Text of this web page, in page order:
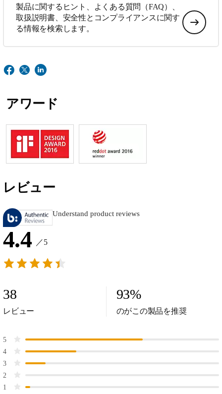
製品に関するヒント、よくある質問（FAQ）、
取扱説明書、安全性とコンプライアンスに関す
る情報を検索します。
アワード
レビュー
Understand product reviews
4.4 ／5
38
レビュー
93%
のがこの製品を推奨
5
4
3
2
1